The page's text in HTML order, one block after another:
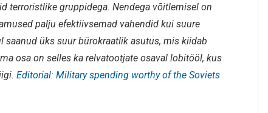
terroristlike gruppidega. Nendega võitlemisel on
palju efektiivsemad vahendid kui suure
saanud üks suur bürokraatlik asutus, mis kiidab
osa on selles ka relvatootjate osaval lobitööl, kus
Editorial: Military spending worthy of the Soviets